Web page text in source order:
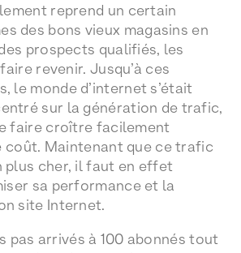
reprend un certain
des bons vieux magasins en
prospects qualifiés, les
revenir. Jusqu’à ces
le monde d’internet s’était
sur la génération de trafic,
faire croître facilement
coût. Maintenant que ce trafic
plus cher, il faut en effet
sa performance et la
site Internet.
pas arrivés à 100 abonnés tout